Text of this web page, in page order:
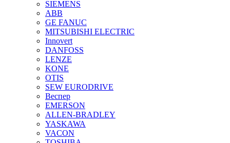
SIEMENS
ABB
GE FANUC
MITSUBISHI ELECTRIC
Innovert
DANFOSS
LENZE
KONE
OTIS
SEW EURODRIVE
Веспер
EMERSON
ALLEN-BRADLEY
YASKAWA
VACON